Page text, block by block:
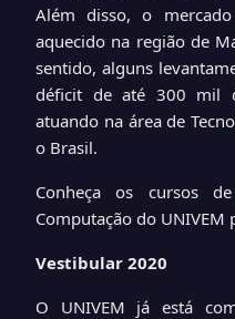
Além disso, o
aquecido na região de
sentido, alguns
déficit de até 300 mil
atuando na área de
o Brasil.
Conheça os cursos
Computação do UNIVEM
Vestibular 2020
O UNIVEM já está